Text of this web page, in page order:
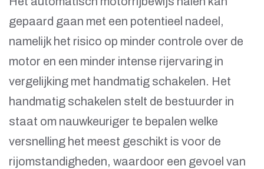
gepaard gaan met een potentieel nadeel,
namelijk het risico op minder controle over de
motor en een minder intense rijervaring in
vergelijking met handmatig schakelen. Het
handmatig schakelen stelt de bestuurder in
staat om nauwkeuriger te bepalen welke
versnelling het meest geschikt is voor de
rijomstandigheden, waardoor een gevoel van